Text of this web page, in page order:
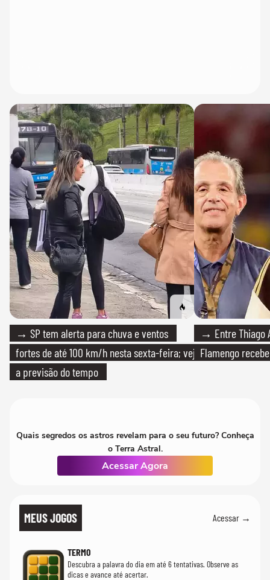
→ SP tem alerta para chuva e ventos
fortes de até 100 km/h nesta sexta-feira; veja
a previsão do tempo
→ Entre Thiago
Flamengo
Quais segredos os astros revelam para o seu futuro? Conheça
o Terra Astral.
Acessar Agora
MEUS JOGOS Acessar →
TERMO
Descubra a palavra do dia em até 6 tentativas. Observe as
dicas e avance até acertar.